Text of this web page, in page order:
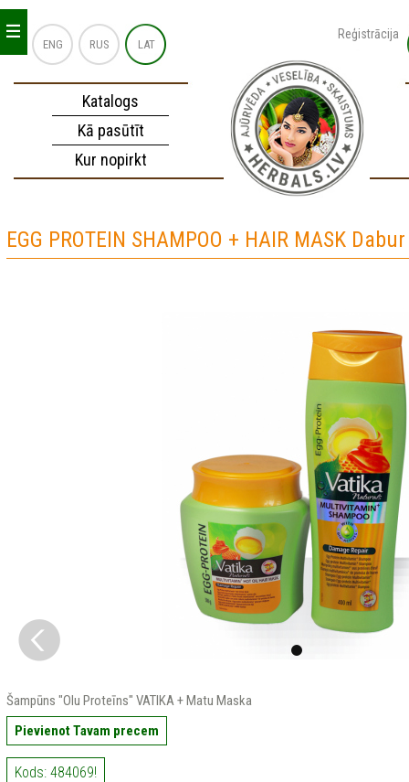
ENG RUS LAT
Reģistrācija
Katalogs
Kā pasūtīt
Kur nopirkt
_
_
_
EGG PROTEIN SHAMPOO + HAIR MASK
Šampūns "Olu Proteīns" VATIKA + Matu Maska
Pievienot Tavam precem
Kods: 484069!